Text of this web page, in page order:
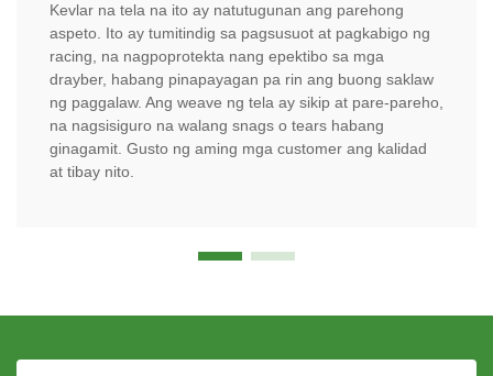
Kevlar na tela na ito ay natutugunan ang parehong
aspeto. Ito ay tumitindig sa pagsusuot at pagkabigo ng
racing, na nagpoprotekta nang epektibo sa mga
drayber, habang pinapayagan pa rin ang buong saklaw
ng paggalaw. Ang weave ng tela ay sikip at pare-pareho,
na nagsisiguro na walang snags o tears habang
ginagamit. Gusto ng aming mga customer ang kalidad
at tibay nito.